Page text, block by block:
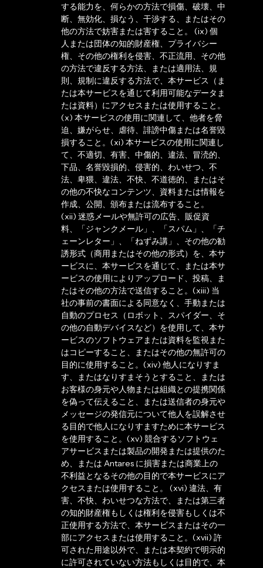
する能力を、何らかの方法で損傷、破壊、中
断、無効化、損なう、干渉する、またはその
他の方法で妨害または害すること。 (ix) 個
人または団体の知的財産権、プライバシー
権、その他の権利を侵害、不正流用、その他
の方法で違反する方法、または適用法、規
則、規制に違反する方法で、本サービス（ま
たは本サービスを通じて利用可能なデータま
たは資料）にアクセスまたは使用すること。
(x) 本サービスの使用に関連して、他者を脅
迫、嫌がらせ、虐待、誹謗中傷または名誉毀
損すること。(xi) 本サービスの使用に関連し
て、不適切、有害、中傷的、違法、冒涜的、
下品、名誉毀損的、侵害的、わいせつ、不
法、卑猥、違法、不快、不道徳的、またはそ
の他の不快なコンテンツ、資料または情報を
作成、公開、頒布または流布すること。
(xii) 迷惑メールや無許可の広告、販促資
料、「ジャンクメール」、「スパム」、「チ
ェーンレター」、「ねずみ講」、その他の勧
誘形式（商用またはその他の形式）を、本サ
ービスに、本サービスを通じて、または本サ
ービスの使用によりアップロード、投稿、ま
たはその他の方法で送信すること。(xiii) 当
社の事前の書面による同意なく、手動または
自動のプロセス（ロボット、スパイダー、そ
の他の自動デバイスなど）を使用して、本サ
ービスのソフトウェアまたは資料を監視また
はコピーすること、またはその他の無許可の
目的に使用すること。(xiv) 他人になりすま
す、またはなりすまそうとすること、または
お客様の身元や人物または組織との提携関係
を偽って伝えること、または送信者の身元や
メッセージの発信元について他人を誤解させ
る目的で他人になりすますために本サービス
を使用すること。(xv) 競合するソフトウェ
アサービスまたは製品の開発または提供のた
め、または Antares に損害または商業上の
不利益となるその他の目的で本サービスにア
クセスまたは使用すること。 (xvi) 違法、有
害、不快、わいせつな方法で、または第三者
の知的財産権もしくは権利を侵害もしくは不
正使用する方法で、本サービスまたはその一
部にアクセスまたは使用すること。(xvii) 許
可された用途以外で、または本契約で明示的
に許可されていない方法もしくは目的で、本